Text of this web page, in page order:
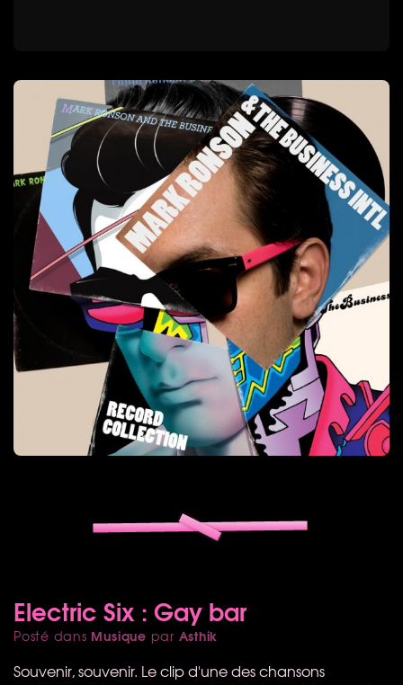
Electric Six : Gay bar
Posté dans Musique par Asthik
Souvenir, souvenir. Le clip d'une des chansons